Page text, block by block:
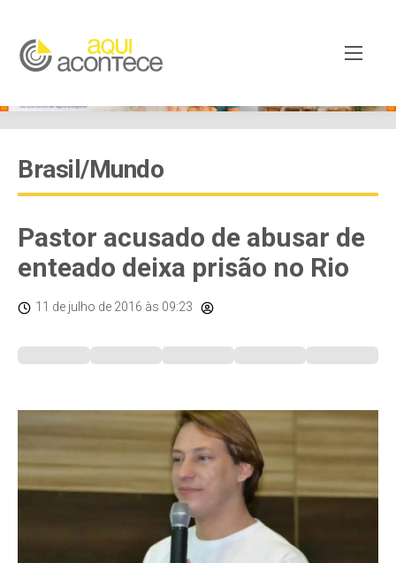
Brasil/Mundo
Pastor acusado de abusar de
enteado deixa prisão no Rio
11 de julho de 2016 às 09:23